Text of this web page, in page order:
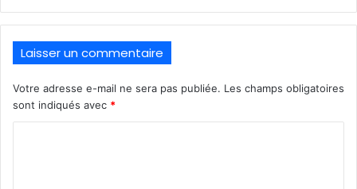
Laisser un commentaire
Votre adresse e-mail ne sera pas publiée. Les champs obligatoires
sont indiqués avec *